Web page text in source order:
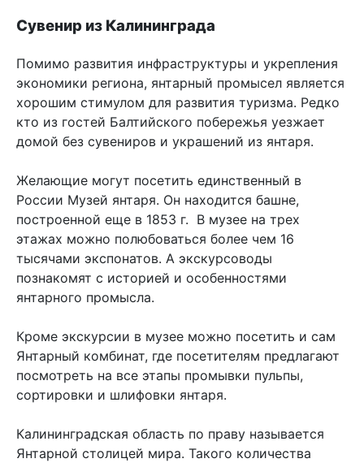
Сувенир из Калининграда
Помимо развития инфраструктуры и укрепления
экономики региона, янтарный промысел является
хорошим стимулом для развития туризма. Редко
кто из гостей Балтийского побережья уезжает
домой без сувениров и украшений из янтаря.
Желающие могут посетить единственный в
России Музей янтаря. Он находится башне,
построенной еще в 1853 г. В музее на трех
этажах можно полюбоваться более чем 16
тысячами экспонатов. А экскурсоводы
познакомят с историей и особенностями
янтарного промысла.
Кроме экскурсии в музее можно посетить и сам
Янтарный комбинат, где посетителям предлагают
посмотреть на все этапы промывки пульпы,
сортировки и шлифовки янтаря.
Калининградская область по праву называется
Янтарной столицей мира. Такого количества